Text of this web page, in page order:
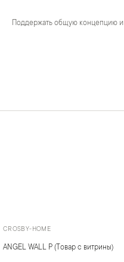
Поддержать общую концепцию
CROSBY-HOME
ANGEL WALL P (Товар с витрины)